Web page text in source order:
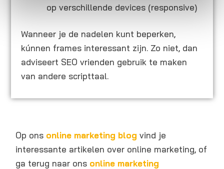
Op ons online marketing blog vind je
interessante artikelen over online marketing, of
ga terug naar ons online marketing
op verschillende devices (responsive)
Wanneer je de nadelen kunt beperken,
kúnnen frames interessant zijn. Zo niet, dan
adviseert SEO vrienden gebruik te maken
van andere scripttaal.